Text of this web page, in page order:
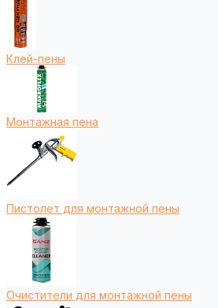
Клей-пены
Монтажная пена
Пистолет для монтажной пены
Очистители для монтажной пены